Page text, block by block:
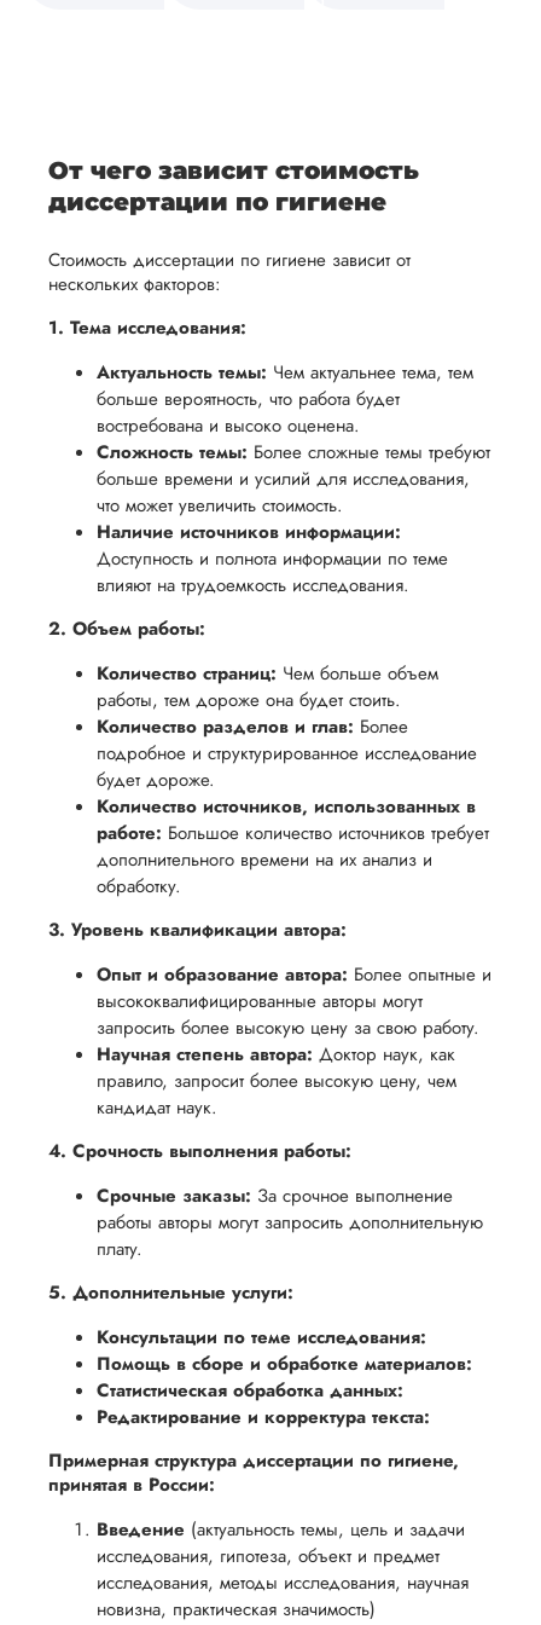
темы.
готовы
предоставить
в
подготовке
презентации
перед
защитой.
Наша
цель -
обеспечить
вам
уверенность
работе и
помочь
вам
успешно
пройти
процесс
защиты
научной
и
проведения
проверки
работы,
установленная
сумма
будет
возвращена
заказчику.
стремимся
осуществлять
процесс
возврата
способом,
удобным
для вас,
разумные
сроки
после
утверждения
запроса
работы. В
начале
сотрудничества
мы
договоримся
о сроках
выполнения,
чтобы
учесть
все
аспекты
написания
работы.
От чего зависит стоимость
диссертации по гигиене
Стоимость диссертации по гигиене зависит от
нескольких факторов:
1. Тема исследования:
Актуальность темы: Чем актуальнее тема, тем
больше вероятность, что работа будет
востребована и высоко оценена.
Сложность темы: Более сложные темы требуют
больше времени и усилий для исследования,
что может увеличить стоимость.
Наличие источников информации:
Доступность и полнота информации по теме
влияют на трудоемкость исследования.
2. Объем работы:
Количество страниц: Чем больше объем
работы, тем дороже она будет стоить.
Количество разделов и глав: Более
подробное и структурированное исследование
будет дороже.
Количество источников, использованных в
работе: Большое количество источников требует
дополнительного времени на их анализ и
обработку.
3. Уровень квалификации автора:
Опыт и образование автора: Более опытные и
высококвалифицированные авторы могут
запросить более высокую цену за свою работу.
Научная степень автора: Доктор наук, как
правило, запросит более высокую цену, чем
кандидат наук.
4. Срочность выполнения работы:
Срочные заказы: За срочное выполнение
работы авторы могут запросить дополнительную
плату.
5. Дополнительные услуги:
Консультации по теме исследования:
Помощь в сборе и обработке материалов:
Статистическая обработка данных:
Редактирование и корректура текста:
Примерная структура диссертации по гигиене,
принятая в России:
Введение (актуальность темы, цель и задачи
исследования, гипотеза, объект и предмет
исследования, методы исследования, научная
новизна, практическая значимость)